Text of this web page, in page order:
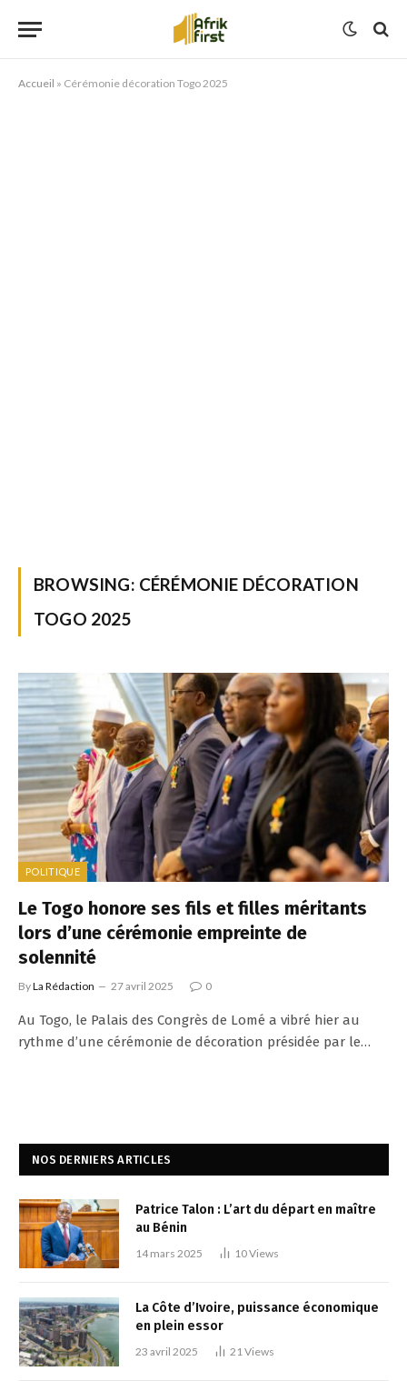
Accueil » Cérémonie décoration Togo 2025
BROWSING: CÉRÉMONIE DÉCORATION
TOGO 2025
POLITIQUE
Le Togo honore ses fils et filles méritants
lors d’une cérémonie empreinte de
solennité
ByLa Rédaction 27 avril 2025 0
Au Togo, le Palais des Congrès de Lomé a vibré hier au
rythme d’une cérémonie de décoration présidée par le…
NOS DERNIERS ARTICLES
Patrice Talon : L’art du départ en maître
au Bénin
14 mars 2025 10Views
La Côte d’Ivoire, puissance économique
en plein essor
23 avril 2025 21 Views